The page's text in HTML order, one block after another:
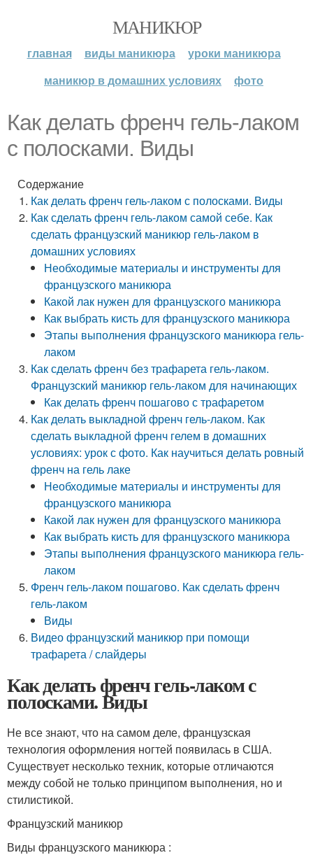
МАНИКЮР
главная виды маникюра
уроки маникюра
маникюр в домашних условиях
фото
Как делать френч гель-лаком
с полосками. Виды
Содержание
Как делать френч гель-лаком с полосками. Виды
Как сделать френч гель-лаком самой себе. Как
сделать французский маникюр гель-лаком в
домашних условиях
Необходимые материалы и инструменты для
французского маникюра
Какой лак нужен для французского маникюра
Как выбрать кисть для французского маникюра
Этапы выполнения французского маникюра гель-
лаком
Как сделать френч без трафарета гель-лаком.
Французский маникюр гель-лаком для начинающих
Как делать френч пошагово с трафаретом
Как делать выкладной френч гель-лаком. Как
сделать выкладной френч гелем в домашних
условиях: урок с фото. Как научиться делать ровный
френч на гель лаке
Необходимые материалы и инструменты для
французского маникюра
Какой лак нужен для французского маникюра
Как выбрать кисть для французского маникюра
Этапы выполнения французского маникюра гель-
лаком
Френч гель-лаком пошагово. Как сделать френч
гель-лаком
Виды
Видео французский маникюр при помощи
трафарета / слайдеры
Как делать френч гель-лаком с
полосками. Виды
Не все знают, что на самом деле, французская
технология оформления ногтей появилась в США.
Существует несколько техник, которые отличаются
между собой не только принципом выполнения, но и
стилистикой.
Французский маникюр
Виды французского маникюра :